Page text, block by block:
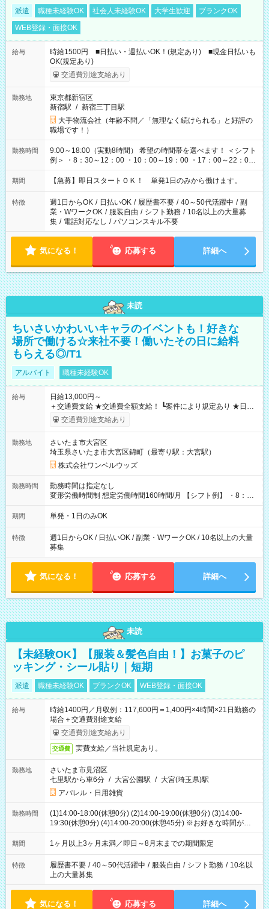
派遣 職種未経験OK 社会人未経験OK 大学生歓迎
ブランクOK
WEB登録・面接OK
給与
時給1500円 ■日払い・週払いOK！(規定あり) ■現金日払いも
OK(規定あり)
交通費別途支給あり
勤務地
東京都新宿区
新宿駅 / 新宿三丁目駅
大手物流会社（年齢不問／「無理なく続けられる」と好評の
職場です！）
勤務時間
9:00～18:00（実動8時間） 希望の時間帯を選べます！ ＜シフト
例＞ ・8：30～12：00 ・10：00～19：00 ・17：00～22：00
・13：00～22：00 ・22：00～翌6：00 など
期間 【急募】即日スタートＯＫ！ 単発1日のみから働けます。
特徴 週1日からOK / 日払いOK / 履歴書不要 / 40～50代活躍中 / 副
業・WワークOK / 服装自由 / シフト勤務 / 10名以上の大量募
集 / 電話対応なし / パソコンスキル不要
気になる！ 応募する 詳細へ
未読
ちいさいかわいいキャラのイベントも！好きな
場所で働ける☆来社不要！働いたその日に給料
もらえる◎/T1
アルバイト 職種未経験OK
給与
日給13,000円～
＋交通費支給 ★交通費全額支給！ ┗案件により規定あり ★日払
いOK！（規定あり） ┗働いたその日に現金GET♪ お仕事後はコ
ンビニATMから 日払い分を引き落とせます！ 【試用期間】試
交通費別途支給あり
勤務地
さいたま市大宮区
埼玉県さいたま市大宮区錦町（最寄り駅：大宮駅）
株式会社ワンベルウッズ
勤務時間
勤務時間は指定なし
変形労働時間制 想定労働時間160時間/月 【シフト例】 ・8：00
～21：00
期間 単発・1日のみOK
特徴
週1日からOK / 日払いOK / 副業・WワークOK / 10名以上の大量
募集
気になる！ 応募する 詳細へ
未読
【未経験OK】【服装＆髪色自由！】お菓子のピ
ッキング・シール貼り｜短期
派遣 職種未経験OK ブランクOK WEB登録・面接OK
給与
時給1400円／月収例：117,600円＝1,400円×4時間×21日勤務の
場合＋交通費別途支給
交通費別途支給あり
交通費 実費支給／当社規定あり。
勤務地
さいたま市見沼区
七里駅から車6分 / 大宮公園駅 / 大宮(埼玉県)駅
アパレル・日用雑貨
勤務時間
(1)14:00-18:00(休憩0分) (2)14:00-19:00(休憩0分) (3)14:00-
19:30(休憩0分) (4)14:00-20:00(休憩45分) ※お好きな時間が選べ
ます
期間 1ヶ月以上3ヶ月未満／即日～8月末までの期間限定
特徴 履歴書不要 / 40～50代活躍中 / 服装自由 / シフト勤務 / 10名以
上の大量募集
気になる！ 応募する 詳細へ